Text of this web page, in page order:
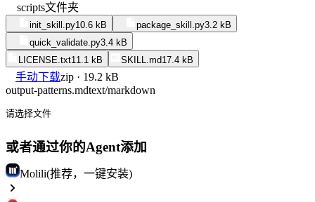
scripts文件夹
init_skill.py10.6 kB package_skill.py3.2 kB
quick_validate.py3.4 kB
LICENSE.txt11.1 kB SKILL.md17.4 kB
手动下载zip · 19.2 kB
output-patterns.mdtext/markdown
请选择文件
或者通过你的Agent添加
Molili(推荐，一键安装)